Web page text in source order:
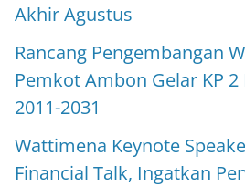
Akhir Agustus
Rancang Pengembangan
Pemkot Ambon Gelar KP 2
2011-2031
Wattimena Keynote
Financial Talk, Ingatkan